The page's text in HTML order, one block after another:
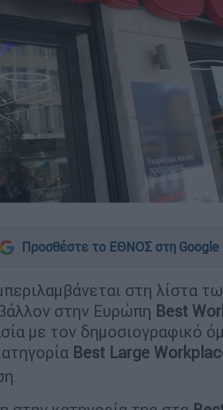
Προσθέστε το ΕΘΝΟΣ στη Google
στη λίστα
στην Ευρώπη Best
με τον δημοσιογραφικό
Best Large